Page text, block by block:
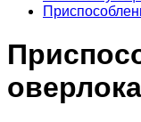
оверлока